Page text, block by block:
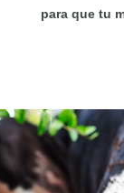
para que tu